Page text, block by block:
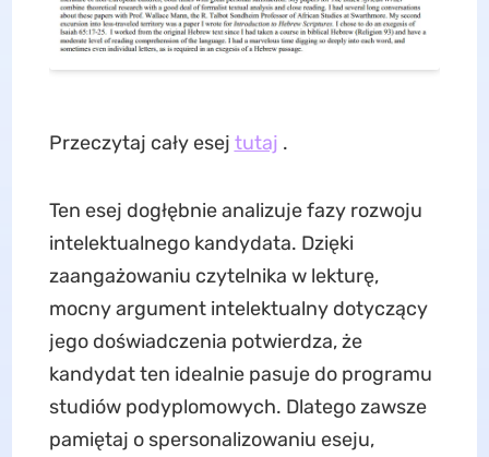
Przeczytaj cały esej tutaj .
Ten esej dogłębnie analizuje fazy rozwoju
intelektualnego kandydata. Dzięki
zaangażowaniu czytelnika w lekturę,
mocny argument intelektualny dotyczący
jego doświadczenia potwierdza, że ​​
kandydat ten idealnie pasuje do programu
studiów podyplomowych. Dlatego zawsze
pamiętaj o spersonalizowaniu eseju,